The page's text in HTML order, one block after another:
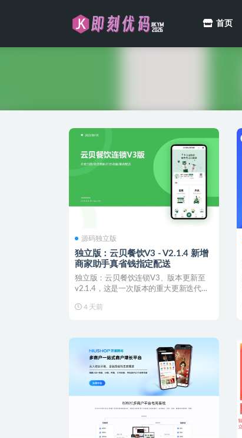
首页
源码独立版
独立版：云贝餐饮V3 - V2.1.4 新增
商家助手真省钱指定配送
独立版：云贝餐饮连锁V3、版本更新至
v2.1.4，这是一次版本的重大更新迭代，
4 天前